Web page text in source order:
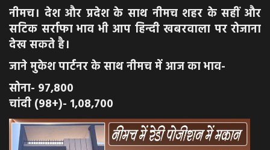
हेल्थ & लाइफ स्टाइल
Gallery
नीमच। देश और प्रदेश के साथ नीमच शहर के सहीं और
सटिक सर्राफा भाव भी आप हिन्दी खबरवाला पर रोजाना
देख सकते है।
जाने मुकेश पार्टनर के साथ नीमच में आज का भाव-
सोना- 97,800
चांदी (98+)- 1,08,700